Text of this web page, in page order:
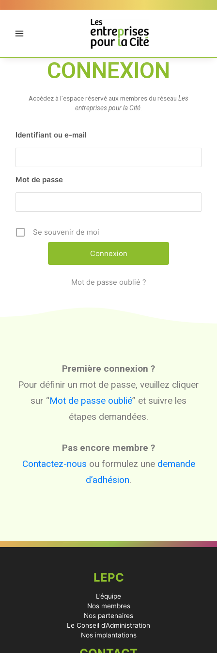
CONNEXION
Accédez à l’espace réservé aux membres du réseau Les
entreprises pour la Cité.
Identifiant ou e-mail
Mot de passe
Se souvenir de moi
Mot de passe oublié ?
Première connexion ?
Pour définir un mot de passe, veuillez cliquer
sur “Mot de passe oublié” et suivre les
étapes demandées.
Pas encore membre ?
Contactez-nous ou formulez une demande
d’adhésion.
LEPC
L’équipe
Nos membres
Nos partenaires
Le Conseil d’Administration
Nos implantations